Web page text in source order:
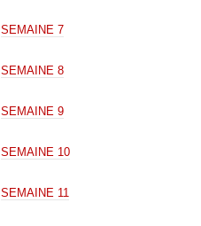
SEMAINE 7
SEMAINE 8
SEMAINE 9
SEMAINE 10
SEMAINE 11